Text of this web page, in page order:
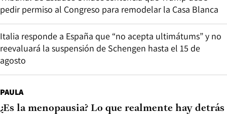
pedir permiso al Congreso para remodelar la Casa Blanca
Italia responde a España que “no acepta ultimátums” y no
reevaluará la suspensión de Schengen hasta el 15 de
agosto
PAULA
¿Es la menopausia? Lo que realmente hay detrás